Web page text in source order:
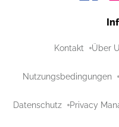
Kontakt Über
Nutzungsbedingungen
Datenschutz Privacy